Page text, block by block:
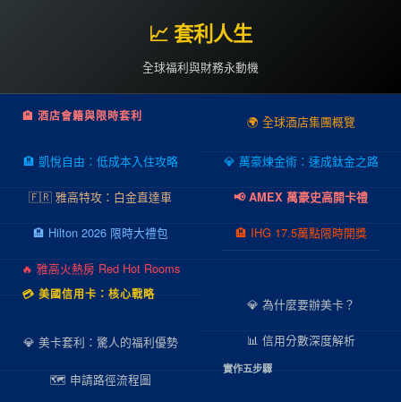
📈 套利人生
全球福利與財務永動機
🏨 酒店會籍與限時套利 🌍 全球酒店集團概覽
🏨 凱悅自由：低成本入住攻略 💎 萬豪煉金術：速成鈦金之路
🇫🇷 雅高特攻：白金直達車 📢 AMEX 萬豪史高開卡禮
🏨 Hilton 2026 限時大禮包 🏨 IHG 17.5萬點限時開獎
🔥 雅高火熱房 Red Hot Rooms
💳 美國信用卡：核心戰略
💎 為什麼要辦美卡？
💎 美卡套利：驚人的福利優勢 📊 信用分數深度解析
🗺️ 申請路徑流程圖
實作五步驟